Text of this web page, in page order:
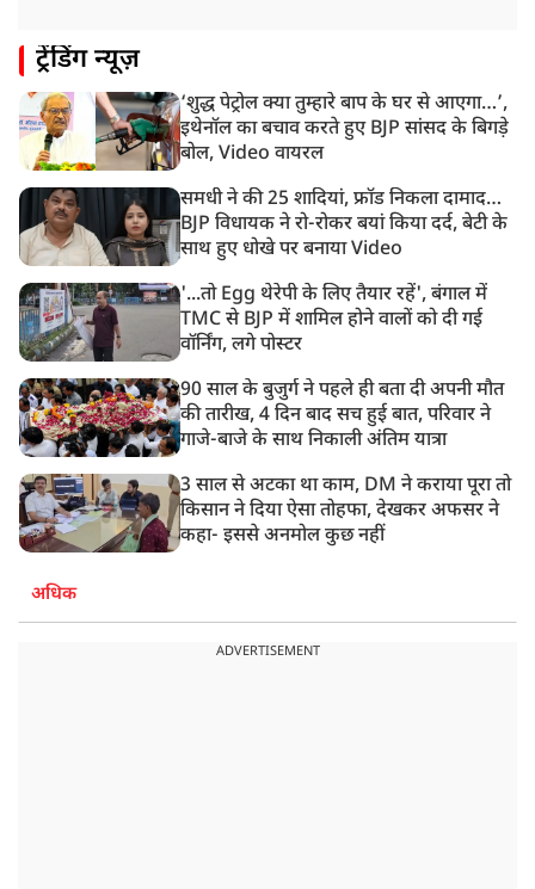
रांची: झारखंड विधानसभा परिसर में घुसे छात्र प्रदर्शनकारी,
1:33 PM
संसद में फिर हंगामा, कार्यवाही स्थगित, नहीं चल सका प्रश्नकाल
ट्रेंडिंग न्यूज़
‘शुद्ध पेट्रोल क्या तुम्हारे बाप के घर से आएगा…’,
इथेनॉल का बचाव करते हुए BJP सांसद के बिगड़े
बोल, Video वायरल
समधी ने की 25 शादियां, फ्रॉड निकला दामाद…
BJP विधायक ने रो-रोकर बयां किया दर्द, बेटी के
साथ हुए धोखे पर बनाया Video
'...तो Egg थेरेपी के लिए तैयार रहें', बंगाल में
TMC से BJP में शामिल होने वालों को दी गई
वॉर्निंग, लगे पोस्टर
90 साल के बुजुर्ग ने पहले ही बता दी अपनी मौत
की तारीख, 4 दिन बाद सच हुई बात, परिवार ने
गाजे-बाजे के साथ निकाली अंतिम यात्रा
3 साल से अटका था काम, DM ने कराया पूरा तो
किसान ने दिया ऐसा तोहफा, देखकर अफसर ने
कहा- इससे अनमोल कुछ नहीं
अधिक
ADVERTISEMENT